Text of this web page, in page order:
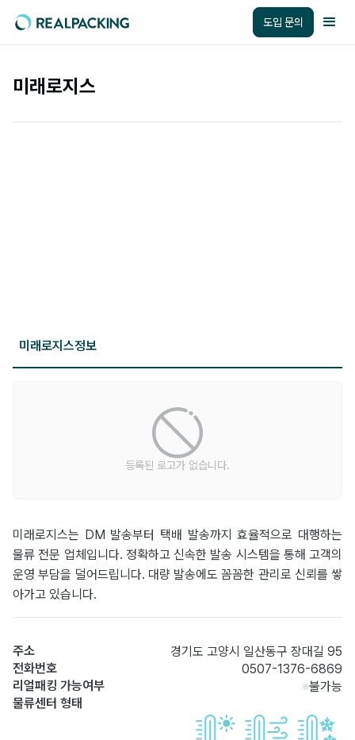
도입 문의
미래로지스
미래로지스정보
등록된 로고가 없습니다.
미래로지스는 DM 발송부터 택배 발송까지 효율적으로 대행하는
물류 전문 업체입니다. 정확하고 신속한 발송 시스템을 통해 고객의
운영 부담을 덜어드립니다. 대량 발송에도 꼼꼼한 관리로 신뢰를 쌓
아가고 있습니다.
주소
경기도 고양시 일산동구 장대길 95
전화번호
0507-1376-6869
리얼패킹 가능여부
불가능
물류센터 형태